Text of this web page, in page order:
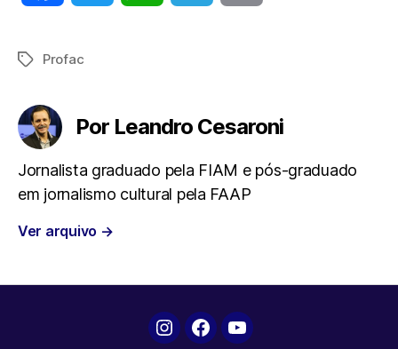
o
o
k
e A
p
r
m
TagsProfac
Por Leandro Cesaroni
Jornalista graduado pela FIAM e pós-graduado
em jornalismo cultural pela FAAP
Ver arquivo →
Instagram
FacebookYouTube